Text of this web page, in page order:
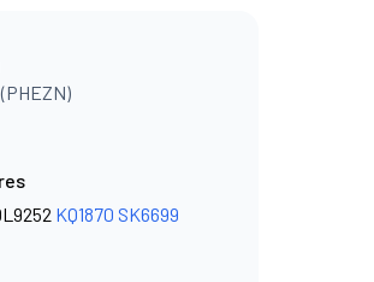
(PHEZN)
KQ1870 SK6699